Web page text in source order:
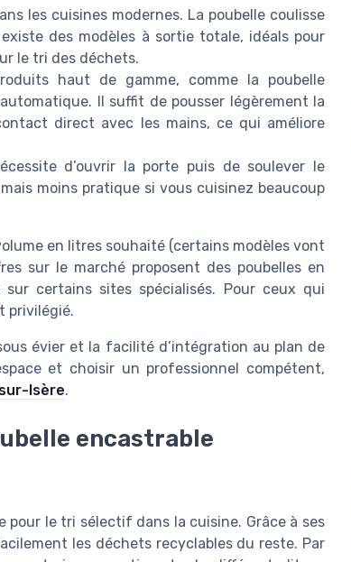
les cuisines modernes. La poubelle coulisse
des modèles à sortie totale, idéals pour
le tri des déchets.
haut de gamme, comme la poubelle
Il suffit de pousser légèrement la
direct avec les mains, ce qui améliore
d’ouvrir la porte puis de soulever le
moins pratique si vous cuisinez beaucoup
en litres souhaité (certains modèles vont
sur le marché proposent des poubelles en
certains sites spécialisés. Pour ceux qui
privilégié.
évier et la facilité d’intégration au plan de
et choisir un professionnel compétent,
Isère.
encastrable
le tri sélectif dans la cuisine. Grâce à ses
les déchets recyclables du reste. Par